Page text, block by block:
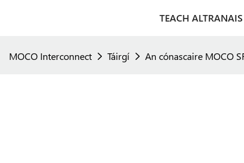
TEACH ALTRANAIS
MOCO Interconnect Táirgí An cónascaire MOCO